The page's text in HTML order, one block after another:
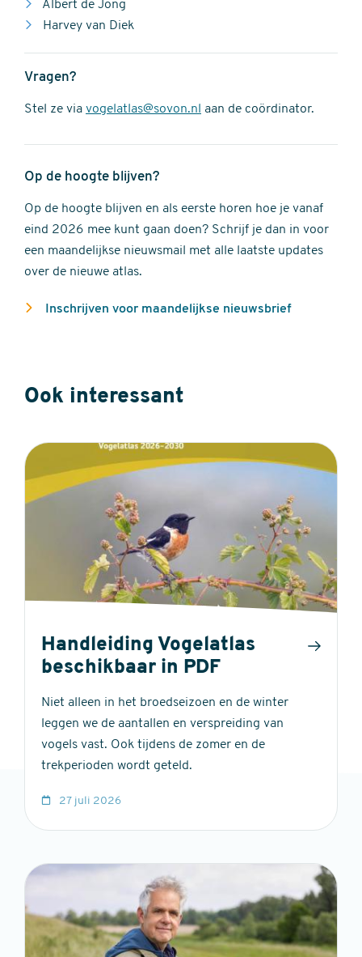
Albert de Jong
Harvey van Diek
Vragen?
Stel ze via vogelatlas@sovon.nl aan de coördinator.
Op de hoogte blijven?
Op de hoogte blijven en als eerste horen hoe je vanaf
eind 2026 mee kunt gaan doen? Schrijf je dan in voor
een maandelijkse nieuwsmail met alle laatste updates
over de nieuwe atlas.
Inschrijven voor maandelijkse nieuwsbrief
Ook interessant
Handleiding Vogelatlas
beschikbaar in PDF
Niet alleen in het broedseizoen en de winter
leggen we de aantallen en verspreiding van
vogels vast. Ook tijdens de zomer en de
trekperioden wordt geteld.
27 juli 2026